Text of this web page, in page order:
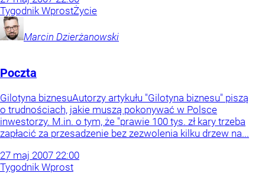
Tygodnik WprostŻycie
Marcin Dzierżanowski
Poczta
Gilotyna biznesuAutorzy artykułu "Gilotyna biznesu" piszą
o trudnościach, jakie muszą pokonywać w Polsce
inwestorzy. M.in. o tym, że "prawie 100 tys. zł kary trzeba
zapłacić za przesadzenie bez zezwolenia kilku drzew na...
27 maj 2007 22:00
Tygodnik Wprost